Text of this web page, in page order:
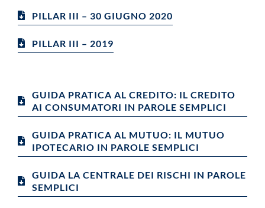
PILLAR III – 30 GIUGNO 2020
PILLAR III – 2019
GUIDA PRATICA AL CREDITO: IL CREDITO
AI CONSUMATORI IN PAROLE SEMPLICI
GUIDA PRATICA AL MUTUO: IL MUTUO
IPOTECARIO IN PAROLE SEMPLICI
GUIDA LA CENTRALE DEI RISCHI IN PAROLE
SEMPLICI